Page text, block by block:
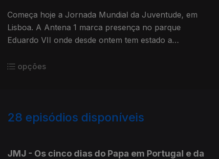
Começa hoje a Jornada Mundial da Juventude, em
Lisboa. A Antena 1 marca presença no parque
Eduardo VII onde desde ontem tem estado a
cantos do mundo.
opções
28 episódios disponíveis
JMJ - Os cinco dias do Papa em Portugal e da